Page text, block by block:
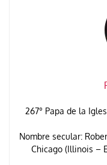
267° Papa de la
Nombre secular:
Chicago (Illinois –